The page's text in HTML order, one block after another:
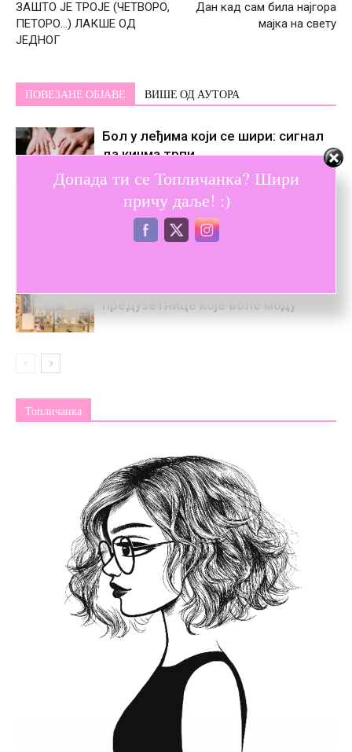
ЗАШТО ЈЕ ТРОЈЕ (ЧЕТВОРО,
ПЕТОРО…) ЛАКШЕ ОД
ЈЕДНОГ
Дан кад сам била најгора
мајка на свету
ПОВЕЗАНЕ ОБЈАВЕ ВИШЕ ОД АУТОРА
Бол у леђима који се шири: сигнал
да кичма трпи
Закинтос летовање – искуство које
мења темпо свакодневице
предузетнице које воле моду
Топличанка
Допада ти се Топличанка? Шири
причу даље! :)